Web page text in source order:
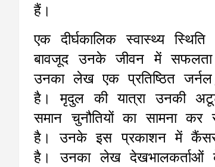
हैं।
एक दीर्घकालिक स्वास्थ्य
बावजूद उनके जीवन में सफलता
उनका लेख एक प्रतिष्ठित
है। मृदुल की यात्रा उनकी
समान चुनौतियों का सामना
है। उनके इस प्रकाशन में कैंसर
है। उनका लेख देखभालकर्ताओं